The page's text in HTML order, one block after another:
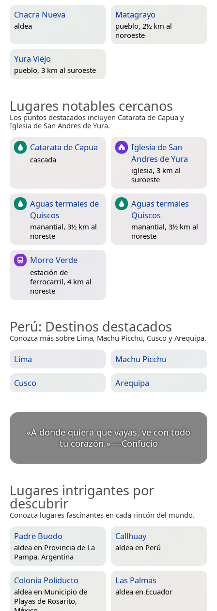
Chacra Nueva
aldea
Matagrayo
pueblo, 2½ km al
noroeste
Yura Viejo
pueblo, 3 km al suroeste
Lugares notables cercanos
Los puntos destacados incluyen Catarata de Capua y
Iglesia de San Andres de Yura.
Catarata de Capua
cascada
Iglesia de San
Andres de Yura
iglesia, 3 km al
suroeste
Aguas termales de
Quiscos
manantial, 3½ km al
noreste
Aguas termales
Quiscos
manantial, 3½ km al
noreste
Morro Verde
estación de
ferrocarril, 4 km al
noreste
Perú: Destinos destacados
Conozca más sobre Lima, Machu Picchu, Cusco y Arequipa.
Lima Machu Picchu
Cusco Arequipa
«A donde quiera que vayas, ve con todo
tu corazón.» —Confucio
Lugares intrigantes por
descubrir
Conozca lugares fascinantes en cada rincón del mundo.
Padre Buodo
aldea en Provincia de La
Pampa, Argentina
Callhuay
aldea en Perú
Colonia Poliducto
aldea en Municipio de
Playas de Rosarito,
Las Palmas
aldea en Ecuador